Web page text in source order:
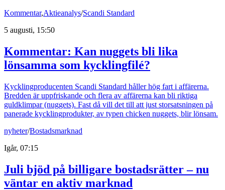
Kommentar,Aktieanalys/Scandi Standard
5 augusti, 15:50
Kommentar: Kan nuggets bli lika
lönsamma som kycklingfilé?
Kycklingproducenten Scandi Standard håller hög fart i affärerna.
Bredden är uppfriskande och flera av affärerna kan bli riktiga
guldklimpar (nuggets). Fast då vill det till att just storsatsningen på
panerade kycklingprodukter, av typen chicken nuggets, blir lönsam.
nyheter/Bostadsmarknad
Igår, 07:15
Juli bjöd på billigare bostadsrätter – nu
väntar en aktiv marknad